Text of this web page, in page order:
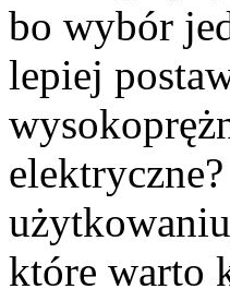
bo wybór
lepiej
które warto